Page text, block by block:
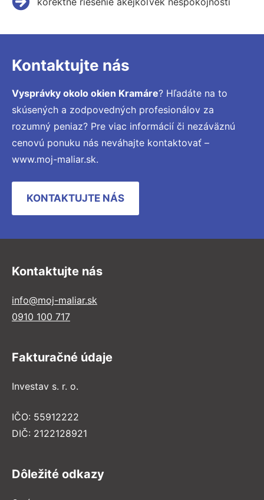
Kontaktujte nás
Vysprávky okolo okien Kramáre? Hľadáte na to
skúsených a zodpovedných profesionálov za
rozumný peniaz? Pre viac informácií či nezáväznú
cenovú ponuku nás neváhajte kontaktovať –
www.moj-maliar.sk.
KONTAKTUJTE NÁS
Kontaktujte nás
info@moj-maliar.sk
0910 100 717
Fakturačné údaje
Investav s. r. o.
IČO: 55912222
DIČ: 2122128921
Dôležité odkazy